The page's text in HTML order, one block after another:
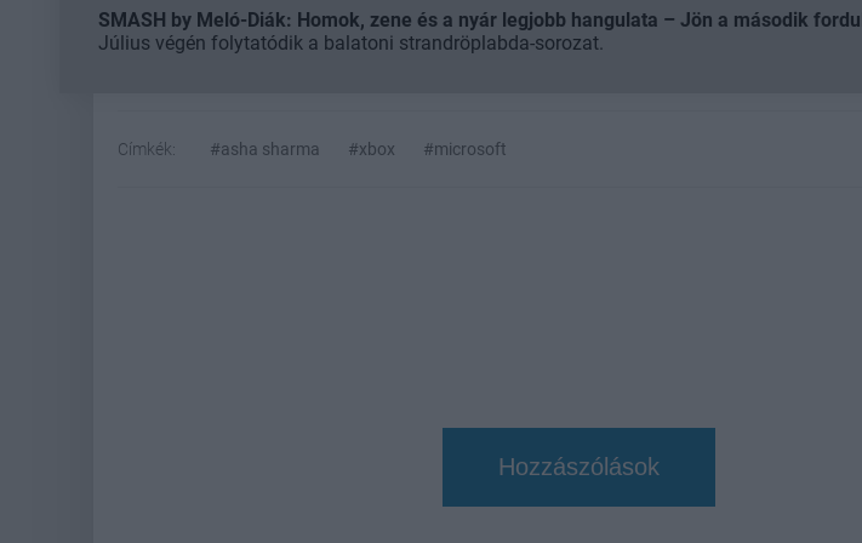
SMASH by Meló-Diák: Homok, zene és a nyár legjobb hangulata – Jön a második
Július végén folytatódik a balatoni strandröplabda-sorozat.
Címkék: #asha sharma #xbox #microsoft
Hozzászólások